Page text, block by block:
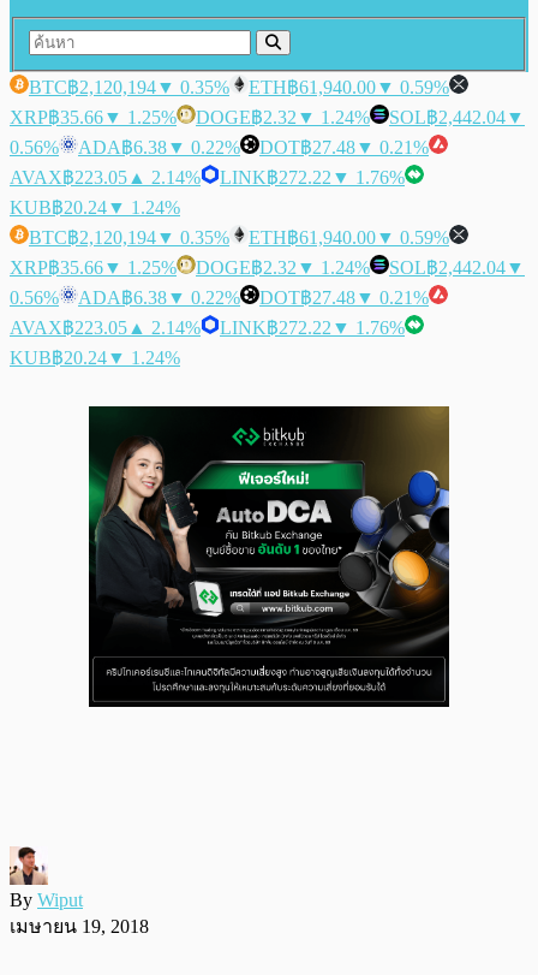
BTC฿2,120,194▼ 0.35% ETH฿61,940.00▼ 0.59%
XRP฿35.66▼ 1.25% DOGE฿2.32 ▼ 1.24% SOL฿2,442.04▼
0.56%
ADA฿6.38▼ 0.22% DOT฿27.48▼ 0.21%
AVAX฿223.05 ▲ 2.14% LINK฿272.22 ▼ 1.76%
KUB฿20.24▼ 1.24%
BTC฿2,120,194▼ 0.35% ETH฿61,940.00▼ 0.59%
XRP฿35.66▼ 1.25% DOGE฿2.32 ▼ 1.24% SOL฿2,442.04▼
0.56%
ADA฿6.38▼ 0.22% DOT฿27.48▼ 0.21%
AVAX฿223.05 ▲ 2.14% LINK฿272.22 ▼ 1.76%
KUB฿20.24▼ 1.24%
By Wiput
เมษายน 19, 2018